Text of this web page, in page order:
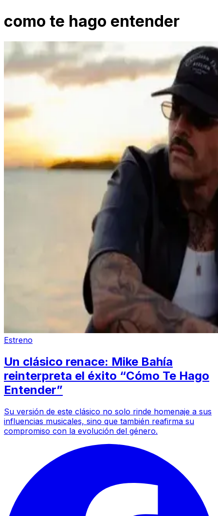
como te hago entender
Estreno
Un clásico renace: Mike Bahía
reinterpreta el éxito “Cómo Te Hago
Entender”
Su versión de este clásico no solo rinde homenaje a sus
influencias musicales, sino que también reafirma su
compromiso con la evolución del género.